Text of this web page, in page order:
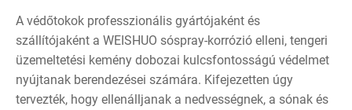
A védőtokok professzionális gyártójaként és
szállítójaként a WEISHUO sóspray-korrózió elleni, tengeri
üzemeltetési kemény dobozai kulcsfontosságú védelmet
nyújtanak berendezései számára. Kifejezetten úgy
tervezték, hogy ellenálljanak a nedvességnek, a sónak és